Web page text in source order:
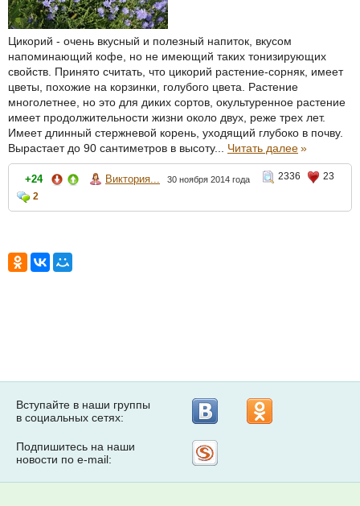
Цикорий - очень вкусный и полезный напиток, вкусом
напоминающий кофе, но не имеющий таких тонизирующих
свойств. Принято считать, что цикорий растение-сорняк, имеет
цветы, похожие на корзинки, голубого цвета. Растение
многолетнее, но это для диких сортов, окультуренное растение
имеет продолжительности жизни около двух, реже трех лет.
Имеет длинный стержневой корень, уходящий глубоко в почву.
Вырастает до 90 сантиметров в высоту... Читать далее»
+24 Виктория... 30 ноября 2014 года 2336
23
2
Вступайте в наши группы
в социальных сетях:
Подпишитесь на наши
новости по e-mail: